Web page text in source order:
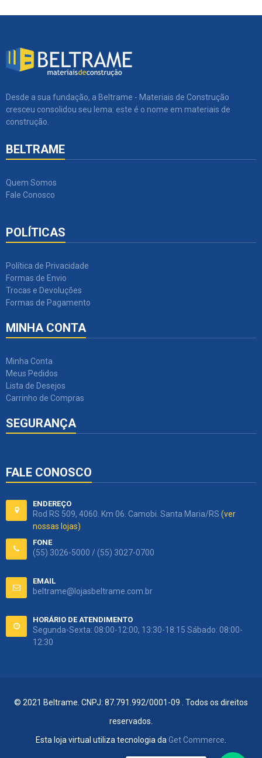
Desde a sua fundação, a Beltrame - Materiais de Construção
cresceu consolidou seu lema: este é o nome em materiais de
construção.
BELTRAME
Quem Somos
Fale Conosco
POLÍTICAS
Política de Privacidade
Formas de Envio
Trocas e Devoluções
Formas de Pagamento
MINHA CONTA
Minha Conta
Meus Pedidos
Lista de Desejos
Carrinho de Compras
SEGURANÇA
FALE CONOSCO
ENDEREÇO
Rod RS 509, 4060. Km 06. Camobi. Santa Maria/RS (ver
nossas lojas)
FONE
(55) 3026-5000 / (55) 3027-0700
EMAIL
beltrame@lojasbeltrame.com.br
HORÁRIO DE ATENDIMENTO
Segunda-Sexta: 08:00-12:00, 13:30-18:15 Sábado: 08:00-
12:30
© 2021 Beltrame. CNPJ: 87.791.992/0001-09 . Todos os direitos
reservados.
Esta loja virtual utiliza tecnologia da Get Commerce